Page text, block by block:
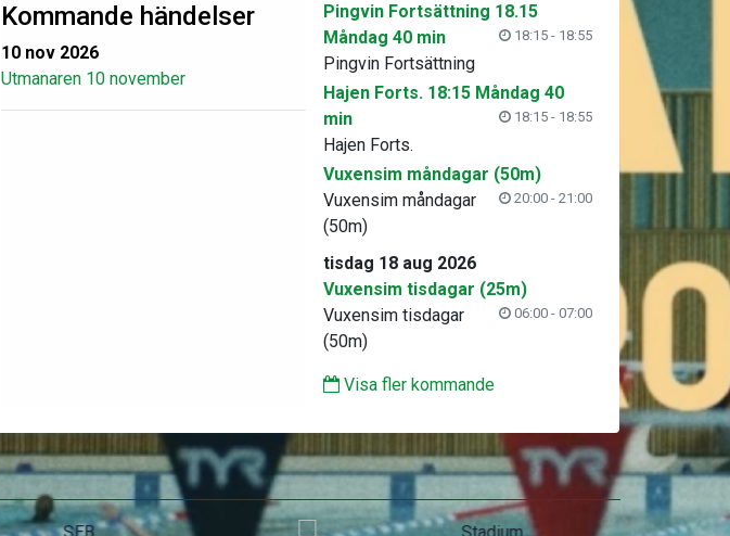
Kommande händelser
10 nov 2026
Utmanaren 10 november
Pingvin Fortsättning 18.15
Måndag 40 min
18:15 - 18:55
Pingvin Fortsättning
Hajen Forts. 18:15 Måndag 40
min
18:15 - 18:55
Hajen Forts.
Vuxensim måndagar (50m)
20:00 - 21:00
Vuxensim måndagar
(50m)
tisdag 18 aug 2026
Vuxensim tisdagar (25m)
06:00 - 07:00
Vuxensim tisdagar
(50m)
Visa fler kommande